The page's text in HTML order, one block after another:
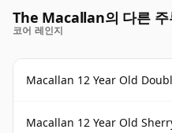
The Macallan의 다른 주
코어 레인지
Macallan 12 Year Old
Macallan 12 Year Old